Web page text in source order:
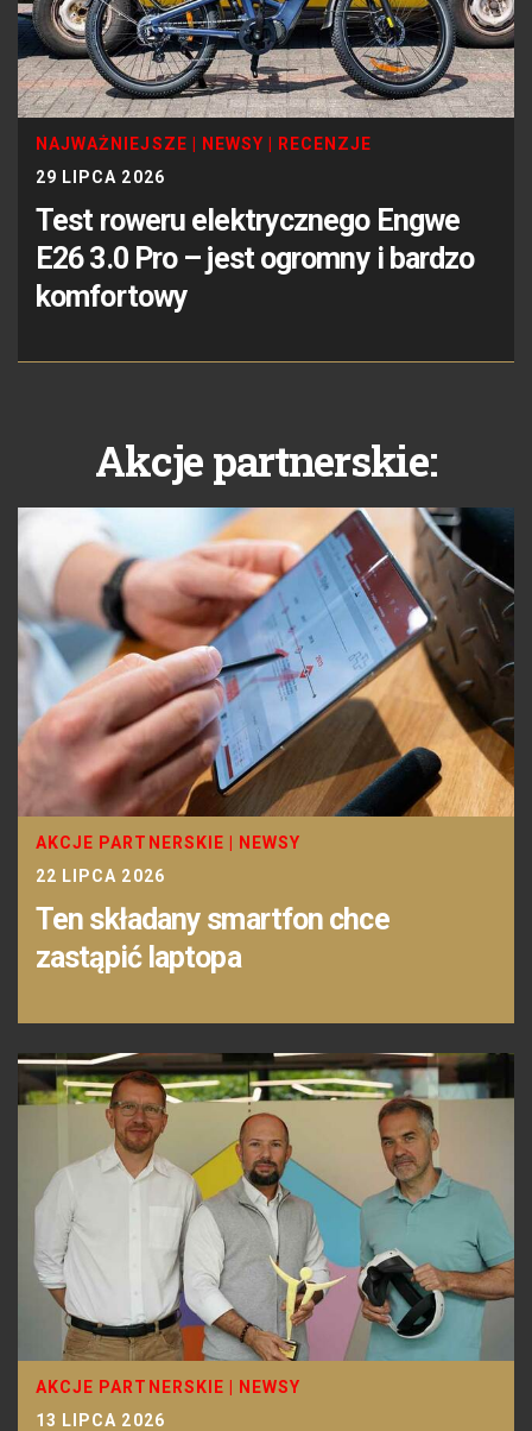
NAJWAŻNIEJSZE NEWSY
RECENZJE
29 LIPCA 2026
Test roweru elektrycznego Engwe
E26 3.0 Pro – jest ogromny i bardzo
komfortowy
Akcje partnerskie:
AKCJE PARTNERSKIE
NEWSY
22 LIPCA 2026
Ten składany smartfon chce
zastąpić laptopa
AKCJE PARTNERSKIE
NEWSY
13 LIPCA 2026